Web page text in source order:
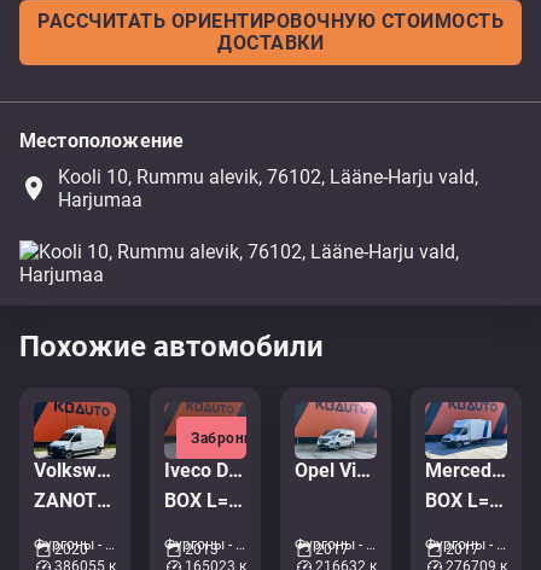
РАССЧИТАТЬ ОРИЕНТИРОВОЧНУЮ СТОИМОСТЬ
ДОСТАВКИ
Местоположение
place
Kooli 10, Rummu alevik, 76102, Lääne-Harju vald,
Harjumaa
Похожие автомобили
Volkswagen Crafter 4x2
ZANOTTI ZERO
Фургоны - Рефрижераторные/морозильные перевозки • M873-1840
2020
386055 км
Забронировано
Iveco Daily 70C17 4x2
BOX L=4177 mm
Фургоны - Коробка • M767-0154
2013
165023 км
Opel Vivaro-B
Фургоны - Ван • M586-3770
2017
216632 км
Mercedes-Benz Sprinter 316 CDI 4x2
BOX L=4365 mm
Фургоны - Коробка • M080-9471
2017
276709 км